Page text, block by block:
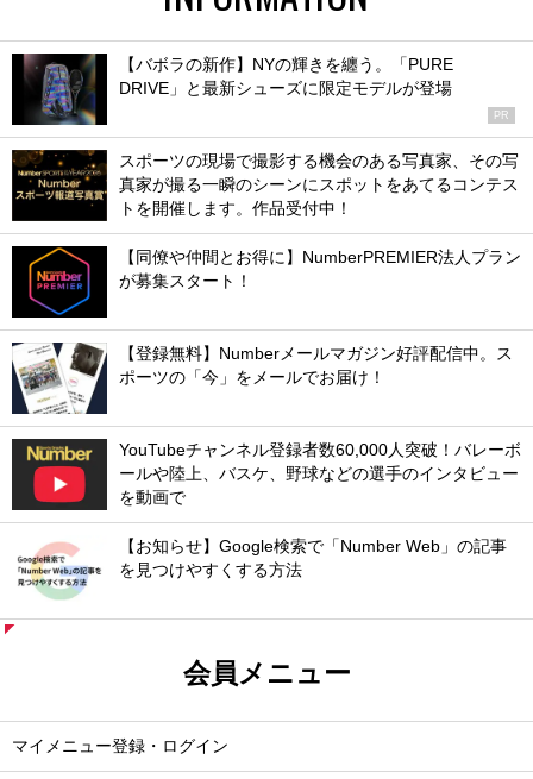
【バボラの新作】NYの輝きを纏う。「PURE
DRIVE」と最新シューズに限定モデルが登場
PR
スポーツの現場で撮影する機会のある写真家、その写
真家が撮る一瞬のシーンにスポットをあてるコンテス
トを開催します。作品受付中！
【同僚や仲間とお得に】NumberPREMIER法人プラン
が募集スタート！
【登録無料】Numberメールマガジン好評配信中。ス
ポーツの「今」をメールでお届け！
YouTubeチャンネル登録者数60,000人突破！バレーボ
ールや陸上、バスケ、野球などの選手のインタビュー
を動画で
【お知らせ】Google検索で「Number Web」の記事
を見つけやすくする方法
会員メニュー
マイメニュー登録・ログイン